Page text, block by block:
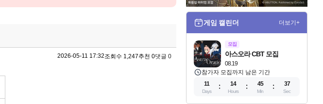
2026-05-11 17:32조회수 1,247추천 0댓글 0
게임 캘린더 더보기+
모집
08.19
아스오라 CBT 모집
참가자 모집까지 남은 기간
11
Days
14
Hours
45
Min
35
Sec